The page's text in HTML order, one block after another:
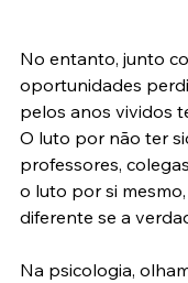
No entanto, junto
oportunidades
pelos anos vividos
O luto por não ter
professores,
o luto por si
diferente se a
Na psicologia,